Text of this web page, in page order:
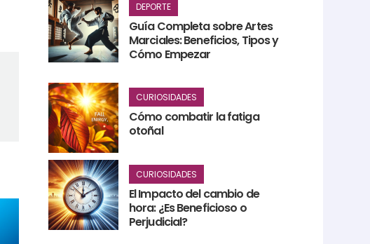
DEPORTE
Guía Completa sobre Artes
Marciales: Beneficios, Tipos y
Cómo Empezar
CURIOSIDADES
Cómo combatir la fatiga
otoñal
CURIOSIDADES
El Impacto del cambio de
hora: ¿Es Beneficioso o
Perjudicial?